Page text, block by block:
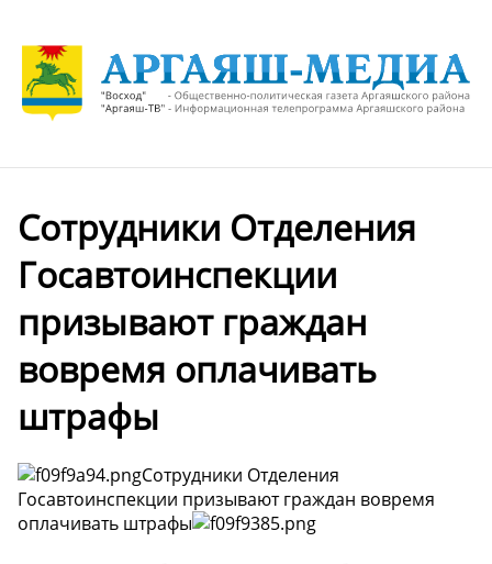
Сотрудники Отделения
Госавтоинспекции
призывают граждан
вовремя оплачивать
штрафы
Сотрудники Отделения
Госавтоинспекции призывают граждан вовремя
оплачивать штрафы